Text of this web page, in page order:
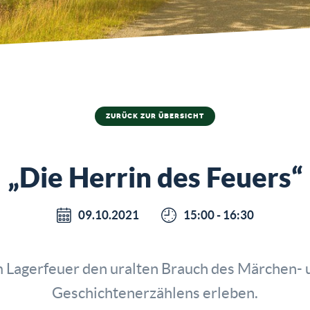
ZURÜCK ZUR ÜBERSICHT
„Die Herrin des Feuers“
09.10.2021 15:00 - 16:30
Lagerfeuer den uralten Brauch des Märchen-
Geschichtenerzählens erleben.